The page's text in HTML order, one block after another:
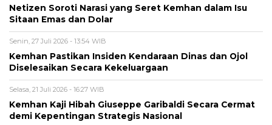
Netizen Soroti Narasi yang Seret Kemhan dalam Isu
Sitaan Emas dan Dolar
Senin, 27 Juli 2026 - 13:54 WIB
Kemhan Pastikan Insiden Kendaraan Dinas dan Ojol
Diselesaikan Secara Kekeluargaan
Selasa, 21 Juli 2026 - 16:27 WIB
Kemhan Kaji Hibah Giuseppe Garibaldi Secara Cermat
demi Kepentingan Strategis Nasional